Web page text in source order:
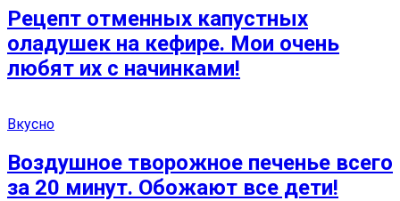
Рецепт отменных капустных
оладушек на кефире. Мои очень
любят их с начинками!
Вкусно
Воздушное творожное печенье всего
за 20 минут. Обожают все дети!